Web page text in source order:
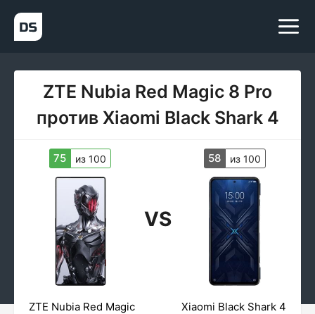
ZTE Nubia Red Magic 8 Pro
против Xiaomi Black Shark 4
75 из 100
VS
58 из 100
ZTE Nubia Red Magic
Xiaomi Black Shark 4